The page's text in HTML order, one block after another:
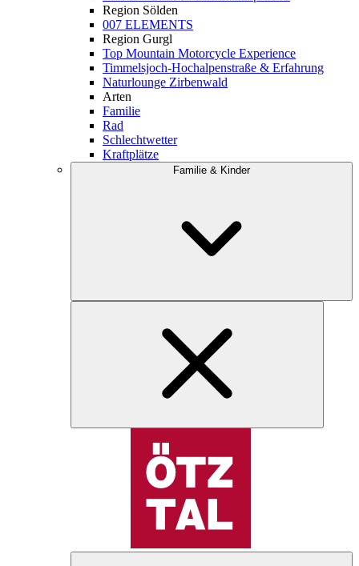
Region Sölden
007 ELEMENTS
Region Gurgl
Top Mountain Motorcycle Experience
Timmelsjoch-Hochalpenstraße & Erfahrung
Naturlounge Zirbenwald
Arten
Familie
Rad
Schlechtwetter
Kraftplätze
Familie & Kinder